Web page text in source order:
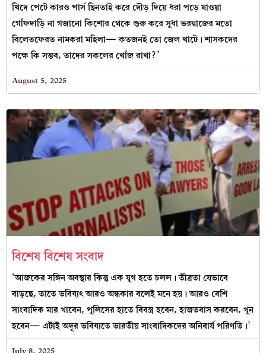
খিদে পেটে কারও পার্স ছিনতাই করে দৌড় দিয়ে ধরা পড়ে যাওয়া
গোঁফদাড়ি না গজানো কিশোর থেকে শুরু করে সুধা ভরদ্বাজের মতো
বিলেতফেরত নামকরা মহিলা— কতজনই তো জেল খাটে। শাসকদের
পক্ষে কি সম্ভব, তাদের সকলের খোঁজ রাখা?’
August 5, 2025
বিশেষ বিশেষ সংবাদ
‘আজকের সঙ্গিন অবস্থার কিন্তু এক যুগ হতে চলল। তীব্রতা যেভাবে
বাড়ছে, তাতে ভবিষ্যৎ আরও অন্ধকার বলেই মনে হয়। আরও বেশি
সাংবাদিক মার খাবেন, পুলিসের হাতে বিবস্ত্র হবেন, হাজতবাস করবেন, খুন
হবেন— এটাই অদূর ভবিষ্যতে ভারতীয় সাংবাদিকদের অনিবার্য পরিণতি।’